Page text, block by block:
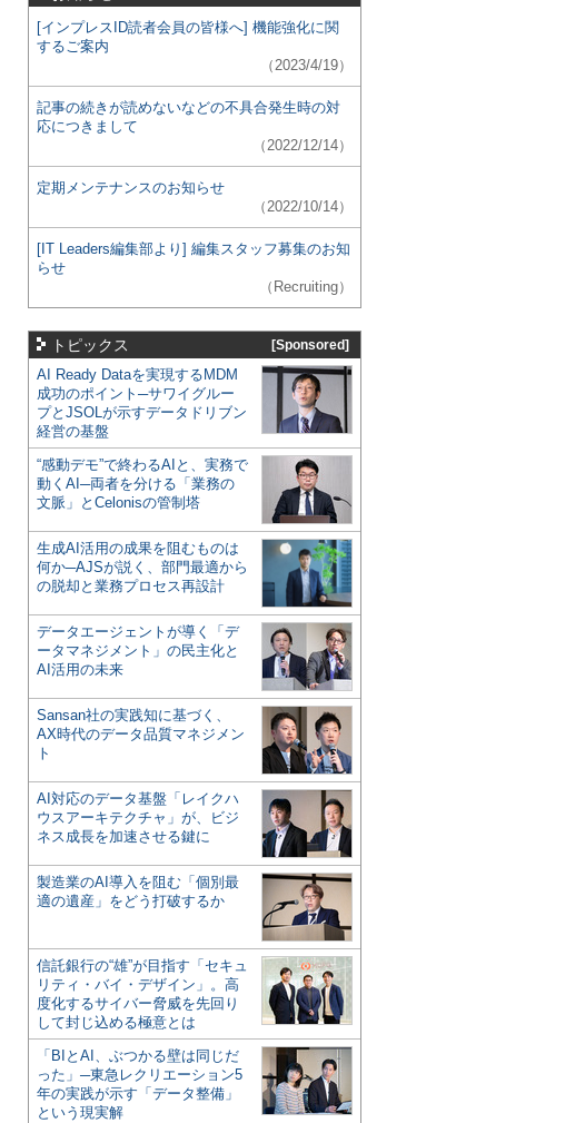
[インプレスID読者会員の皆様へ] 機能強化に関
するご案内
（2023/4/19）
記事の続きが読めないなどの不具合発生時の対
応につきまして
（2022/12/14）
定期メンテナンスのお知らせ
（2022/10/14）
[IT Leaders編集部より] 編集スタッフ募集のお知
らせ
（Recruiting）
トピックス [Sponsored]
AI Ready Dataを実現するMDM
成功のポイント─サワイグルー
プとJSOLが示すデータドリブン
経営の基盤
“感動デモ”で終わるAIと、実務で
動くAI─両者を分ける「業務の
文脈」とCelonisの管制塔
生成AI活用の成果を阻むものは
何か─AJSが説く、部門最適から
の脱却と業務プロセス再設計
データエージェントが導く「デ
ータマネジメント」の民主化と
AI活用の未来
Sansan社の実践知に基づく、
AX時代のデータ品質マネジメン
ト
AI対応のデータ基盤「レイクハ
ウスアーキテクチャ」が、ビジ
ネス成長を加速させる鍵に
製造業のAI導入を阻む「個別最
適の遺産」をどう打破するか
信託銀行の“雄”が目指す「セキュ
リティ・バイ・デザイン」。高
度化するサイバー脅威を先回り
して封じ込める極意とは
「BIとAI、ぶつかる壁は同じだ
った」─東急レクリエーション5
年の実践が示す「データ整備」
という現実解